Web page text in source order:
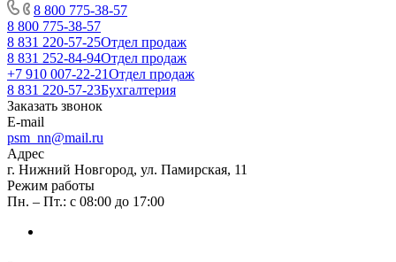
8 800 775-38-57
8 800 775-38-57
8 831 220-57-25Отдел продаж
8 831 252-84-94Отдел продаж
+7 910 007-22-21Отдел продаж
8 831 220-57-23Бухгалтерия
Заказать звонок
E-mail
psm_nn@mail.ru
Адрес
г. Нижний Новгород, ул. Памирская, 11
Режим работы
Пн. – Пт.: с 08:00 до 17:00